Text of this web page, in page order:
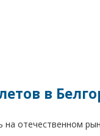
в
отечественном